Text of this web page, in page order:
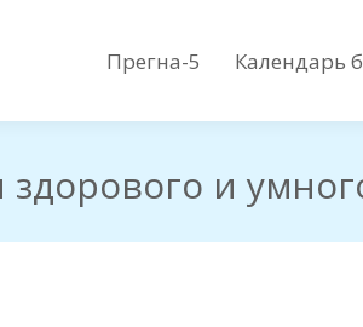
Прегна-5 Календарь
здорового и
Прегна-5 Календарь